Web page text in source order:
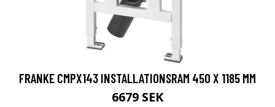
FRANKE CMPX143 INSTALLATIONSRAM 450 X 1185 MM
6679 SEK